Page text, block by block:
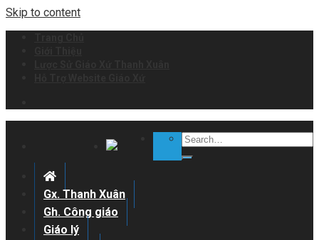
Skip to content
Gx. Thanh Xuân
Gh. Công giáo
Giáo lý